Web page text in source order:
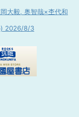
大毅, 奥智哉×杢代和
2026/8/3